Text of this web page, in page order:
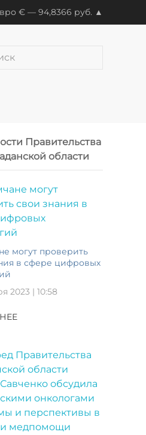
€ — 94,8366 руб. ▲
Правительства
области
могут проверить
в сфере цифровых
2023 | 10:58